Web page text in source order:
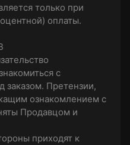
только при
оплаты.
с
заказом. Претензии,
ознакомлением с
Продавцом и
приходят к